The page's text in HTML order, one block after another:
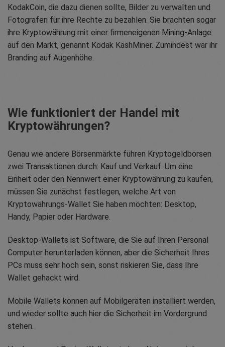
KodakCoin, die dazu dienen sollte, Bilder zu verwalten und
Fotografen für ihre Rechte zu bezahlen. Sie brachten sogar
ihre Kryptowährung mit einer firmeneigenen Mining-Anlage
auf den Markt, genannt Kodak KashMiner. Zumindest war ihr
Branding auf Augenhöhe.
Wie funktioniert der Handel mit
Kryptowährungen?
Genau wie andere Börsenmärkte führen Kryptogeldbörsen
zwei Transaktionen durch: Kauf und Verkauf. Um eine
Einheit oder den Nennwert einer Kryptowährung zu kaufen,
müssen Sie zunächst festlegen, welche Art von
Kryptowährungs-Wallet Sie haben möchten: Desktop,
Handy, Papier oder Hardware.
Desktop-Wallets ist Software, die Sie auf Ihren Personal
Computer herunterladen können, aber die Sicherheit Ihres
PCs muss sehr hoch sein, sonst riskieren Sie, dass Ihre
Wallet gehackt wird.
Mobile Wallets können auf Mobilgeräten installiert werden,
und wieder sollte auch hier die Sicherheit im Vordergrund
stehen.